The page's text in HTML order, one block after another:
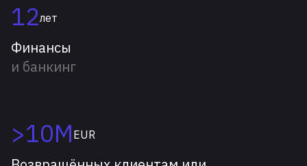
12лет
Финансы
и банкинг
>10M EUR